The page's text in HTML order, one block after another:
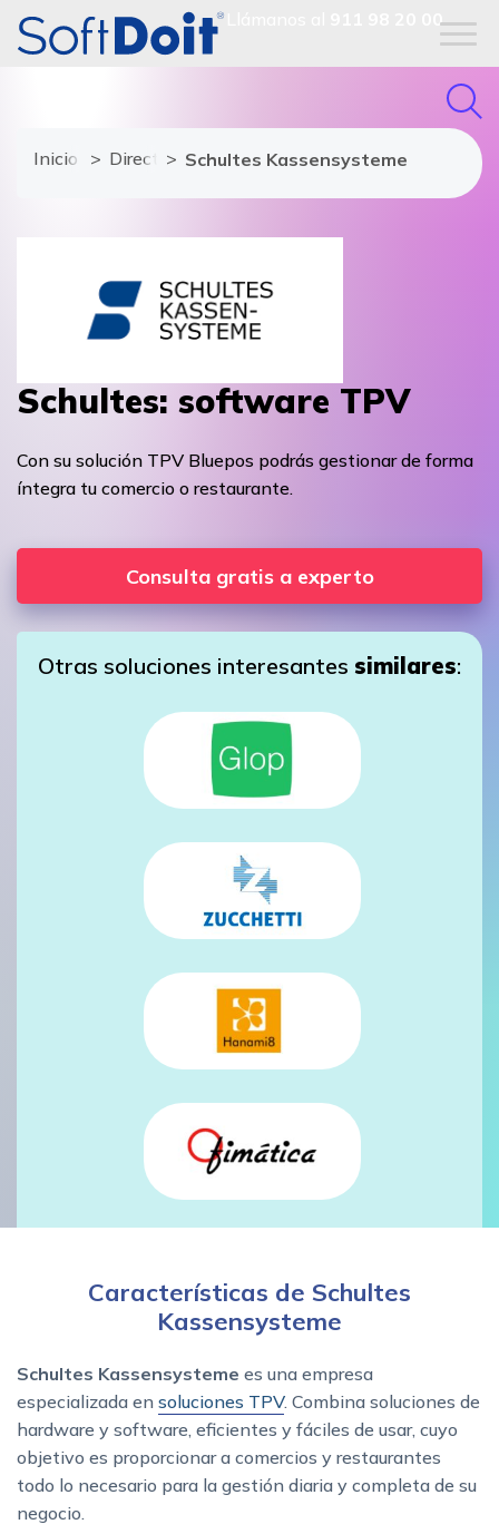
911 98 20 00
Inicio Directorio de proveedores
Schultes Kassensysteme
Schultes: software TPV
Con su solución TPV Bluepos podrás gestionar de forma
íntegra tu comercio o restaurante.
Consulta gratis a experto
Otras soluciones interesantes similares:
Características de Schultes
Kassensysteme
Schultes Kassensysteme es una empresa
especializada en soluciones TPV. Combina soluciones de
hardware y software, eficientes y fáciles de usar, cuyo
objetivo es proporcionar a comercios y restaurantes
todo lo necesario para la gestión diaria y completa de su
negocio.